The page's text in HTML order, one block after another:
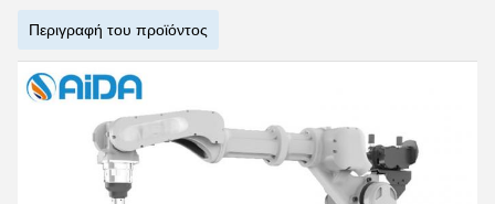
Περιγραφή του προϊόντος